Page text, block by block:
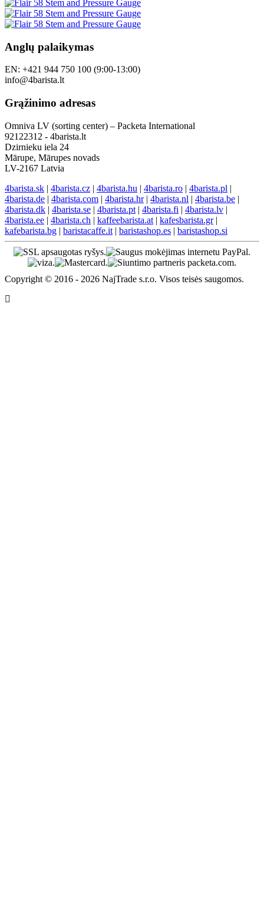
Anglų palaikymas
EN: +421 944 750 100 (9:00-13:00)
info@4barista.lt
Grąžinimo adresas
Omniva LV (sorting center) – Packeta International
92122312 - 4barista.lt
Dzirnieku iela 24
Mārupe, Mārupes novads
LV-2167 Latvia
4barista.sk | 4barista.cz | 4barista.hu | 4barista.ro | 4barista.pl |
4barista.de | 4barista.com | 4barista.hr| 4barista.nl | 4barista.be |
4barista.dk | 4barista.se | 4barista.pt | 4barista.fi | 4barista.lv |
4barista.ee | 4barista.ch | kaffeebarista.at | kafesbarista.gr|
kafebarista.bg | baristacaffe.it | baristashop.es | baristashop.si
Copyright © 2016 - 2026 NajTrade s.r.o. Visos teisės saugomos.